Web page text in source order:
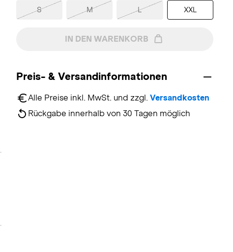
S M L XXL
IN DEN WARENKORB
Preis- & Versandinformationen
Alle Preise inkl. MwSt. und zzgl. Versandkosten
Rückgabe innerhalb von 30 Tagen möglich